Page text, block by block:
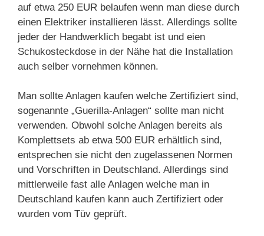
auf etwa 250 EUR belaufen wenn man diese durch
einen Elektriker installieren lässt. Allerdings sollte
jeder der Handwerklich begabt ist und eien
Schukosteckdose in der Nähe hat die Installation
auch selber vornehmen können.
Man sollte Anlagen kaufen welche Zertifiziert sind,
sogenannte „Guerilla-Anlagen“ sollte man nicht
verwenden. Obwohl solche Anlagen bereits als
Komplettsets ab etwa 500 EUR erhältlich sind,
entsprechen sie nicht den zugelassenen Normen
und Vorschriften in Deutschland. Allerdings sind
mittlerweile fast alle Anlagen welche man in
Deutschland kaufen kann auch Zertifiziert oder
wurden vom Tüv geprüft.